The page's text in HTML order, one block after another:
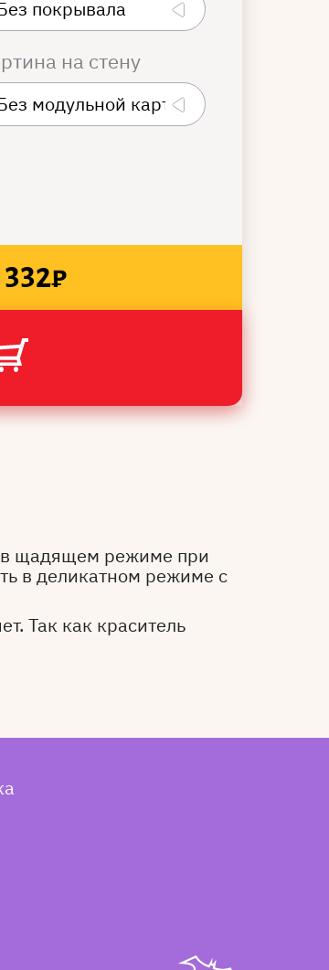
на стену
₽
в щадящем режиме при
в деликатном режиме с
Так как краситель